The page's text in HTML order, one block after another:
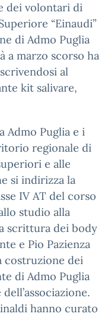
dei volontari di
“Einaudi”
di Admo Puglia
a marzo scorso ha
al
kit salivare,
Admo Puglia e i
regionale di
e alle
si indirizza la
IV AT del corso
studio alla
scrittura dei body
e Pio Pazienza
costruzione dei
di Admo Puglia
hanno curato